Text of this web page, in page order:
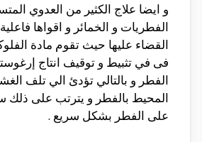
و ايضا علاج الكثير من العدوي
الفطريات و الخمائر و اقواها
القضاء عليها حيث تقوم مادة
فى في تثبيط و توقيف انتاج
الفطر و بالتالي تؤدئ الي تلف
المحيط بالفطر و يترتب على ذلك
على الفطر بشكل سريع .